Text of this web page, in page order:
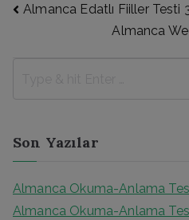
Almanca Edatlı Fiiller Testi
Almanca
Son Yazılar
Almanca Okuma-Anlama
Almanca Okuma-Anlama